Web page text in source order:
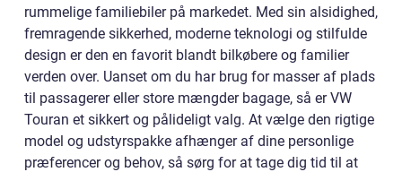
rummelige familiebiler på markedet. Med sin alsidighed,
fremragende sikkerhed, moderne teknologi og stilfulde
design er den en favorit blandt bilkøbere og familier
verden over. Uanset om du har brug for masser af plads
til passagerer eller store mængder bagage, så er VW
Touran et sikkert og pålideligt valg. At vælge den rigtige
model og udstyrspakke afhænger af dine personlige
præferencer og behov, så sørg for at tage dig tid til at